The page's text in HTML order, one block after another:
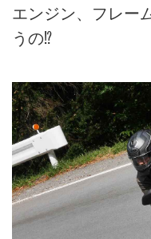
エンジン、フレー
うの⁉